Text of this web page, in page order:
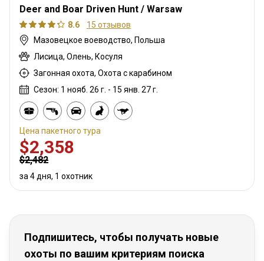
Deer and Boar Driven Hunt / Warsaw
8.6
15 отзывов
Мазовецкое воеводство, Польша
Лисица, Олень, Косуля
Загонная охота, Охота с карабином
Сезон: 1 нояб. 26 г. - 15 янв. 27 г.
Цена пакетного тура
$2,358
$2,482
за 4 дня, 1 охотник
Подпишитесь, чтобы получать новые
охоты по вашим критериям поиска